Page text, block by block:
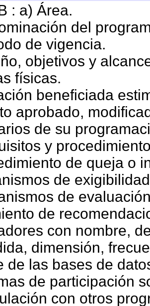
: a) Área.
del
de vigencia.
objetivos y
físicas.
beneficiada
aprobado,
de su
y
de queja o
de
de
de
con nombre,
dimensión,
de las bases de
de participación
con otros